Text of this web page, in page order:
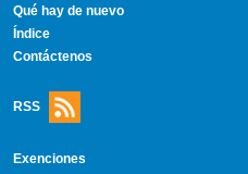
Qué hay de nuevo
Índice
Contáctenos
RSS
Exenciones